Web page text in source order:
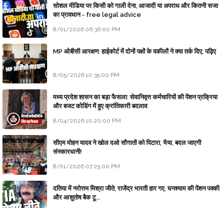
सोशल मीडिया पर किसी को गाली देना, आजादी या अपराध और कितनी सजा
का प्रावधान - free legal advice
8/01/2026 06:36:00 PM
MP ओबीसी आरक्षण: हाईकोर्ट में दोनों पक्षों के वकीलों ने क्या तर्क दिए, पढ़िए
8/05/2026 10:35:00 PM
मध्य प्रदेश शासन का बड़ा फैसला: सेवानिवृत्त कर्मचारियों की पेंशन प्रक्रिया
और बजट कोडिंग में हुए क्रांतिकारी बदलाव
8/04/2026 10:20:00 PM
सीएम मोहन यादव ने खोल दओ सौगातों को पिटारा, भैया, बदल जाएगी
संस्कारधानी!
8/01/2026 07:25:00 PM
दतिया में नरोत्तम मिश्रा जीते, राजेंद्र भारती हार गए, घनश्याम की पेंशन पक्की
और आशुतोष बैक टू...